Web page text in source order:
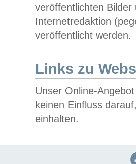
veröffentlichten
Internetredaktion
veröffentlicht werden.
Links zu
Unser Online-
keinen Einfluss
einhalten.